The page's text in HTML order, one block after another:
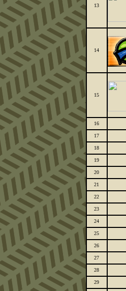
13
14
15
16
17
18
19
20
21
22
23
24
25
26
27
28
29